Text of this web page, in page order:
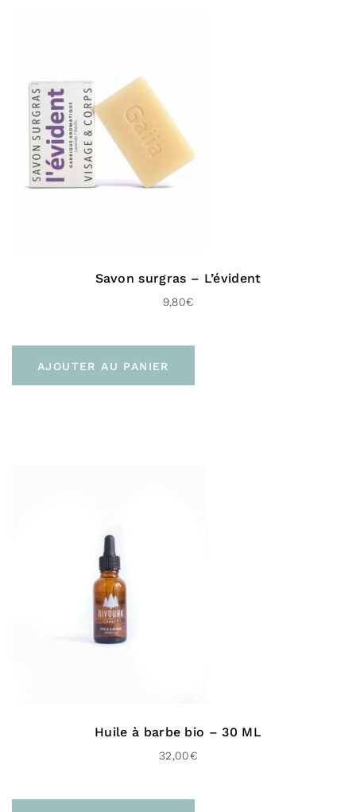
Pour le Royaume-uni :
À domicile (Chronopost UK – 48 H)
Livraison gratuite dès 100 € d’achat
Savon surgras – L’évident
9,80€
AJOUTER AU PANIER
Huile à barbe bio – 30 ML
32,00€